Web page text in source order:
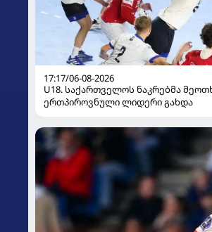
17:17/06-08-2026
U18. საქართველოს ნაკრებმა
ერთპიროვნული ლიდერი გახდა